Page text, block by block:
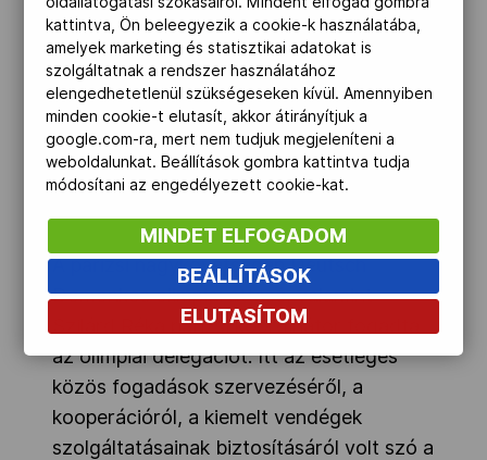
A párizsi nagykövetségen Deutsch
Domonkos olimpiai attasé, valamint
Szilárd Réka párizsi koordinátor fogadta
az olimpiai delegációt. Itt az esetleges
közös fogadások szervezéséről, a
kooperációról, a kiemelt vendégek
szolgáltatásainak biztosításáról volt szó a
kattintva, Ön beleegyezik a cookie-k használatába,
amelyek marketing és statisztikai adatokat is
szolgáltatnak a rendszer használatához
elengedhetetlenül szükségeseken kívül. Amennyiben
minden cookie-t elutasít, akkor átirányítjuk a
google.com-ra, mert nem tudjuk megjeleníteni a
weboldalunkat. Beállítások gombra kattintva tudja
módosítani az engedélyezett cookie-kat.
MINDET ELFOGADOM
BEÁLLÍTÁSOK
ELUTASÍTOM